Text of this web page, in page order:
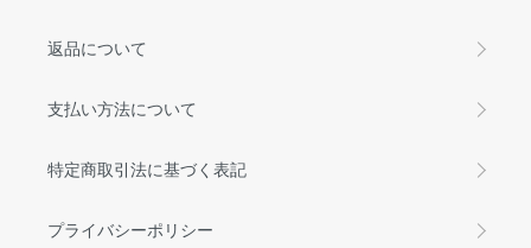
返品について
支払い方法について
特定商取引法に基づく表記
プライバシーポリシー